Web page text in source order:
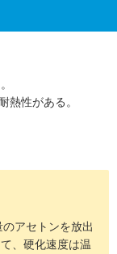
熱性がある。
る部分の接着、シ
アセトンを放出
、硬化速度は温